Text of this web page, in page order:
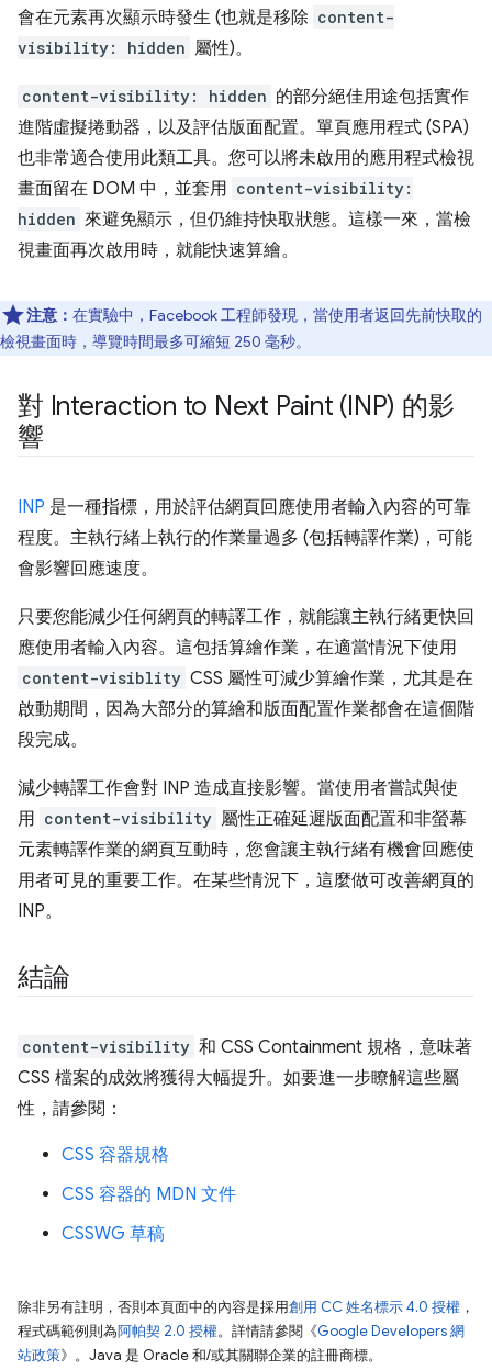
會在元素再次顯示時發生 (也就是移除 content-
visibility: hidden 屬性)。
content-visibility: hidden 的部分絕佳用途包括實作
進階虛擬捲動器，以及評估版面配置。單頁應用程式 (SPA)
也非常適合使用此類工具。您可以將未啟用的應用程式檢視
畫面留在 DOM 中，並套用 content-visibility:
hidden 來避免顯示，但仍維持快取狀態。這樣一來，當檢
視畫面再次啟用時，就能快速算繪。
注意： 在實驗中，Facebook 工程師發現，當使用者返回先前快取的
檢視畫面時，導覽時間最多可縮短 250 毫秒。
對 Interaction to Next Paint (INP) 的影
響
INP 是一種指標，用於評估網頁回應使用者輸入內容的可靠
程度。主執行緒上執行的作業量過多 (包括轉譯作業)，可能
會影響回應速度。
只要您能減少任何網頁的轉譯工作，就能讓主執行緒更快回
應使用者輸入內容。這包括算繪作業，在適當情況下使用
content-visiblity CSS 屬性可減少算繪作業，尤其是在
啟動期間，因為大部分的算繪和版面配置作業都會在這個階
段完成。
減少轉譯工作會對 INP 造成直接影響。當使用者嘗試與使
用 content-visibility 屬性正確延遲版面配置和非螢幕
元素轉譯作業的網頁互動時，您會讓主執行緒有機會回應使
用者可見的重要工作。在某些情況下，這麼做可改善網頁的
INP。
結論
content-visibility 和 CSS Containment 規格，意味著
CSS 檔案的成效將獲得大幅提升。如要進一步瞭解這些屬
性，請參閱：
CSS 容器規格
CSS 容器的 MDN 文件
CSSWG 草稿
除非另有註明，否則本頁面中的內容是採用創用 CC 姓名標示 4.0 授權 ，
程式碼範例則為阿帕契 2.0 授權。詳情請參閱《Google Developers 網
站政策》。Java 是 Oracle 和/或其關聯企業的註冊商標。